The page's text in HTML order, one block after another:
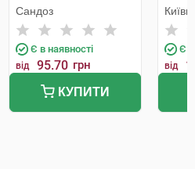
Сандоз
Є в наявності
від 95.70 грн
КУПИТИ
Є в
від